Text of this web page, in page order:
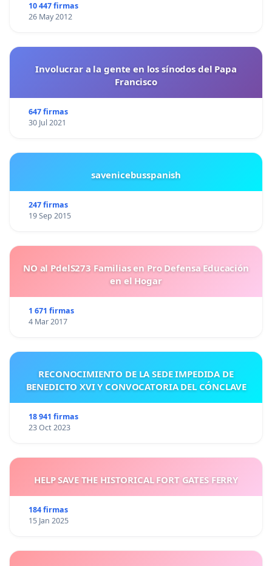
10 447 firmas
26 May 2012
Involucrar a la gente en los sínodos del Papa
Francisco
647 firmas
30 Jul 2021
savenicebusspanish
247 firmas
19 Sep 2015
NO al PdelS273 Familias en Pro Defensa Educación
en el Hogar
1 671 firmas
4 Mar 2017
RECONOCIMIENTO DE LA SEDE IMPEDIDA DE
BENEDICTO XVI Y CONVOCATORIA DEL CÓNCLAVE
18 941 firmas
23 Oct 2023
HELP SAVE THE HISTORICAL FORT GATES FERRY
184 firmas
15 Jan 2025